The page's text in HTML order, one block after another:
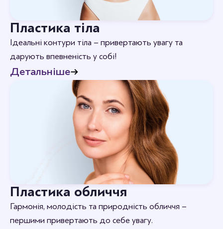
Пластика тіла
Ідеальні контури тіла – привертають увагу та
дарують впевненість у собі!
Детальніше
Пластика обличчя
Гармонія, молодість та природність обличчя –
першими привертають до себе увагу.